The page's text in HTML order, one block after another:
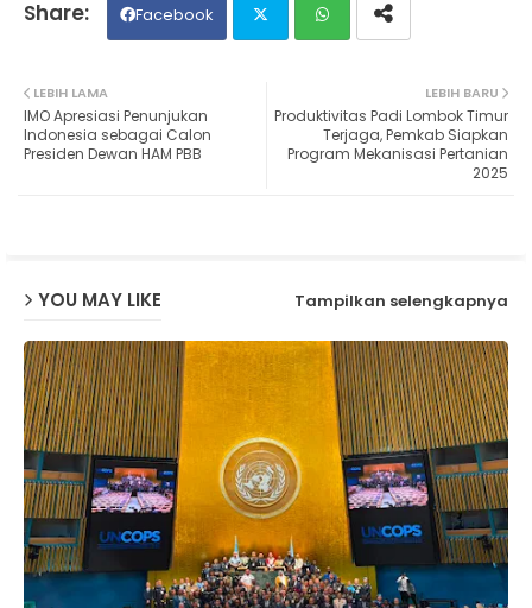
Facebook
ats
LEBIH BARU
Produktivitas Padi Lombok Timur
Terjaga, Pemkab Siapkan
Program Mekanisasi Pertanian
2025
LEBIH LAMA
IMO Apresiasi Penunjukan
Indonesia sebagai Calon
Presiden Dewan HAM PBB
YOU MAY LIKE Tampilkan selengkapnya